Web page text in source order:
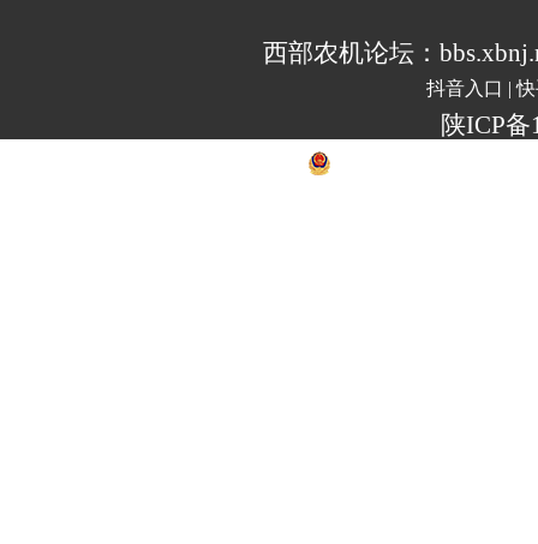
西部农机论坛：
抖音入口 |
陕ICP备